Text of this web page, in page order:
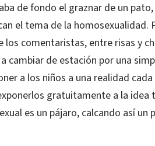
de fondo el graznar de un
el tema de la homosexualidad.
los comentaristas, entre risas y
cambiar de estación por una
a los niños a una realidad
gratuitamente a la idea
es un pájaro, calcando así